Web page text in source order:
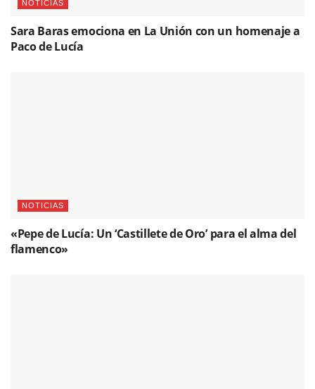
NOTICIAS
Sara Baras emociona en La Unión con un homenaje a
Paco de Lucía
NOTICIAS
«Pepe de Lucía: Un ‘Castillete de Oro’ para el alma del
flamenco»